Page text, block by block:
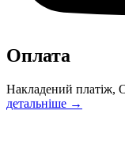
Оплата
Накладений платіж,
детальніше →